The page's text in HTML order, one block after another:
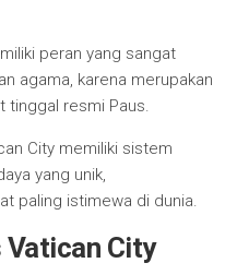
peran yang sangat
agama, karena merupakan
tinggal resmi Paus.
City memiliki sistem
yang unik,
paling istimewa di dunia.
Vatican City